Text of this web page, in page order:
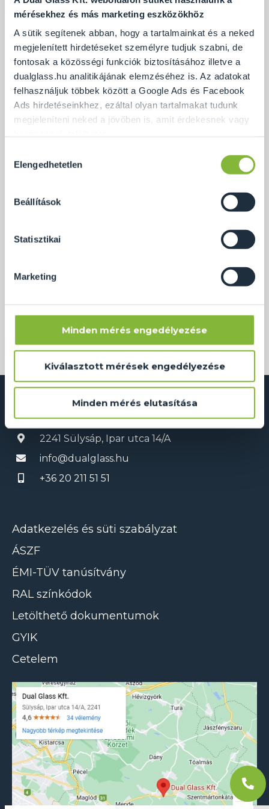
mérésekhez és más marketing eszközökhöz
A sütik segítenek abban, hogy a tartalmainkat és a neked
megjelenített hirdetéseket személyre tudjuk szabni, de
fontosak a közösségi funkciók biztosításához illetve a
dualglass.hu analitikájának elemzéséhez is. Az adatokat
felhasználjuk többek között a Google Ads és Facebook
Ads hirdetéseinkhez, ezáltal olyan tartalmakat tudunk
megjeleníteni neked a jövőben is, amit érdekesnek vagy
Ennek a biztosításához
arra kérünk, hogy engedd meg
Természetesen
soha semmilyen formában nem fogunk visszaélni ezzel
és később bármikor megváltoztathatod a döntésed ezzel
kiválasztása
Elengedhetetlen
Beállítások
Statisztikai
Marketing
Minden mérés engedélyezése
Kiválasztott mérések engedélyezése
Minden mérés elutasítása
Beltéri járható üveg, Alsóörs 1.
Beltéri járható üveg, Alsóörs 2.
Dual Glass Kft.
2241 Sülysáp, Ipar utca 14/A
info@dualglass.hu
+36 20 211 51 51
Adatkezelés és süti szabályzat
ÁSZF
ÉMI-TÜV tanúsítvány
RAL színkódok
Letölthető dokumentumok
GYIK
Cetelem